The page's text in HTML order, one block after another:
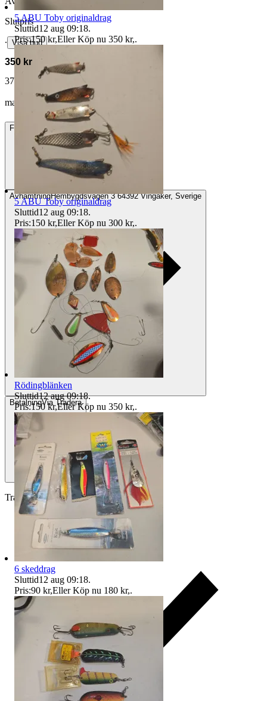
Slutpris
∙ Visa bud
350 kr
370 kr med köparskydd.
markus.engman vann auktionen
Frakt 49 kr DSV
AvhämtningHembygdsvägen 3 64392 Vingåker, Sverige
BetalningVia Tradera
Traderas köparskydd
5 ABU Toby originaldrag
Sluttid12 aug 09:18.
Pris:150 kr,Eller Köp nu 350 kr,.
5 ABU Toby originaldrag
Sluttid12 aug 09:18.
Pris:150 kr,Eller Köp nu 300 kr,.
Rödingblänken
Sluttid12 aug 09:18.
Pris:150 kr,Eller Köp nu 350 kr,.
6 skeddrag
Sluttid12 aug 09:18.
Pris:90 kr,Eller Köp nu 180 kr,.